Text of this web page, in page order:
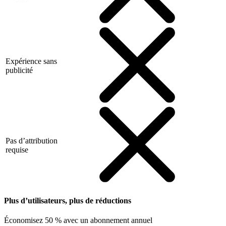
Expérience sans
publicité
Pas d’attribution
requise
Plus d’utilisateurs, plus de réductions
Économisez 50 % avec un abonnement annuel